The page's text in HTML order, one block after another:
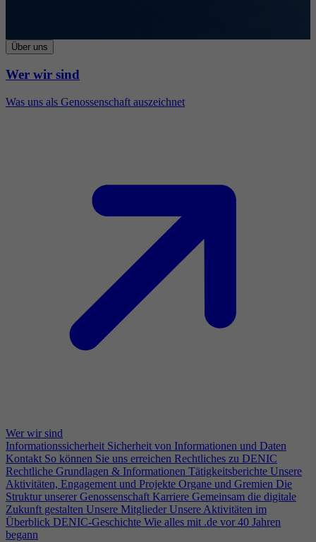
Über uns
Wer wir sind
Was uns als Genossenschaft auszeichnet
Wer wir sind
Informationssicherheit Sicherheit von Informationen und Daten
Kontakt So können Sie uns erreichen Rechtliches zu DENIC
Rechtliche Grundlagen & Informationen Tätigkeitsberichte Unsere
Aktivitäten, Engagement und Projekte Organe und Gremien Die
Struktur unserer Genossenschaft Karriere Gemeinsam die digitale
Zukunft gestalten Unsere Mitglieder Unsere Aktivitäten im
Überblick DENIC-Geschichte Wie alles mit .de vor 40 Jahren
begann